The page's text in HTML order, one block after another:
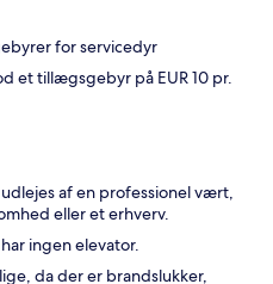
for servicedyr
et tillægsgebyr på EUR 10 pr.
af en professionel vært,
eller et erhverv.
ingen elevator.
da der er brandslukker,